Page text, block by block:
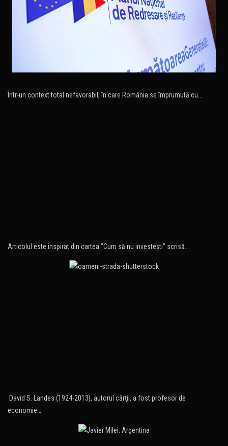
Într-un context total nefavorabil, în care România se împrumută cu…
Articolul este inspirat din cartea ”Cum să nu investeşti” scrisă…
David S. Landes (1924-2013), autorul cărţii, a fost profesor de
economie…